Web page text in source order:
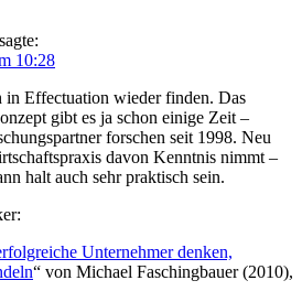
sagte:
10:28
in Effectuation wieder finden. Das
gibt es ja schon einige Zeit –
forschen seit 1998. Neu
davon Kenntnis nimmt –
halt auch sehr praktisch sein.
Unternehmer denken,
“ von Michael Faschingbauer (2010),